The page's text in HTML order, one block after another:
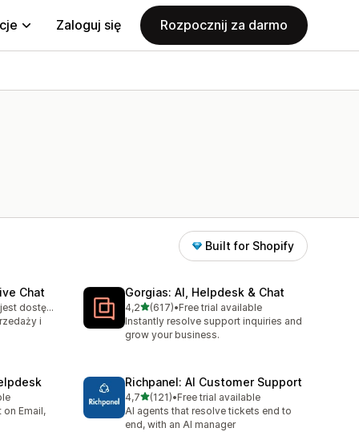
Zaloguj się Rozpocznij za darmo
Built for Shopify
Chat
Bezpłatny plan jest dostępny
i
Gorgias: AI, Helpdesk & Chat
4,2na 5 gwiazdek
(617)
Łączna liczba recenzji: 617
•Free trial available
Instantly resolve support inquiries and
grow your business.
Email,
Richpanel: AI Customer Support
4,7na 5 gwiazdek
(121)
Łączna liczba recenzji: 121
•Free trial available
AI agents that resolve tickets end to
end, with an AI manager